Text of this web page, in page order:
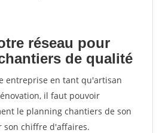
réseau pour
de qualité
entreprise en tant qu'artisan
il faut pouvoir
le planning chantiers de son
chiffre d'affaires.